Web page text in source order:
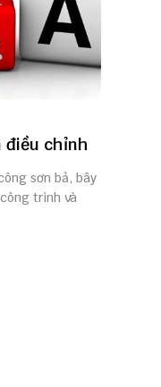
điều chỉnh
sơn bả, bây
trình và